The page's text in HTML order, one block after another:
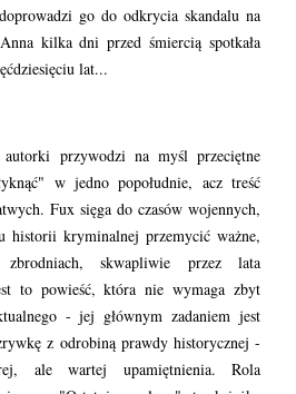
go do odkrycia skandalu na
kilka dni przed śmiercią spotkała
lat...
przywodzi na myśl przeciętne
w jedno popołudnie, acz treść
Fux sięga do czasów wojennych,
historii kryminalnej przemycić ważne,
skwapliwie przez lata
to powieść, która nie wymaga zbyt
- jej głównym zadaniem jest
z odrobiną prawdy historycznej -
ale wartej upamiętnienia. Rola